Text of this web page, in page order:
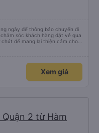
ngày để thông báo chuyến đi
sóc khách hàng đặt vé qua
để mang lại thiện cảm cho
Xem giá
2 từ Hàm